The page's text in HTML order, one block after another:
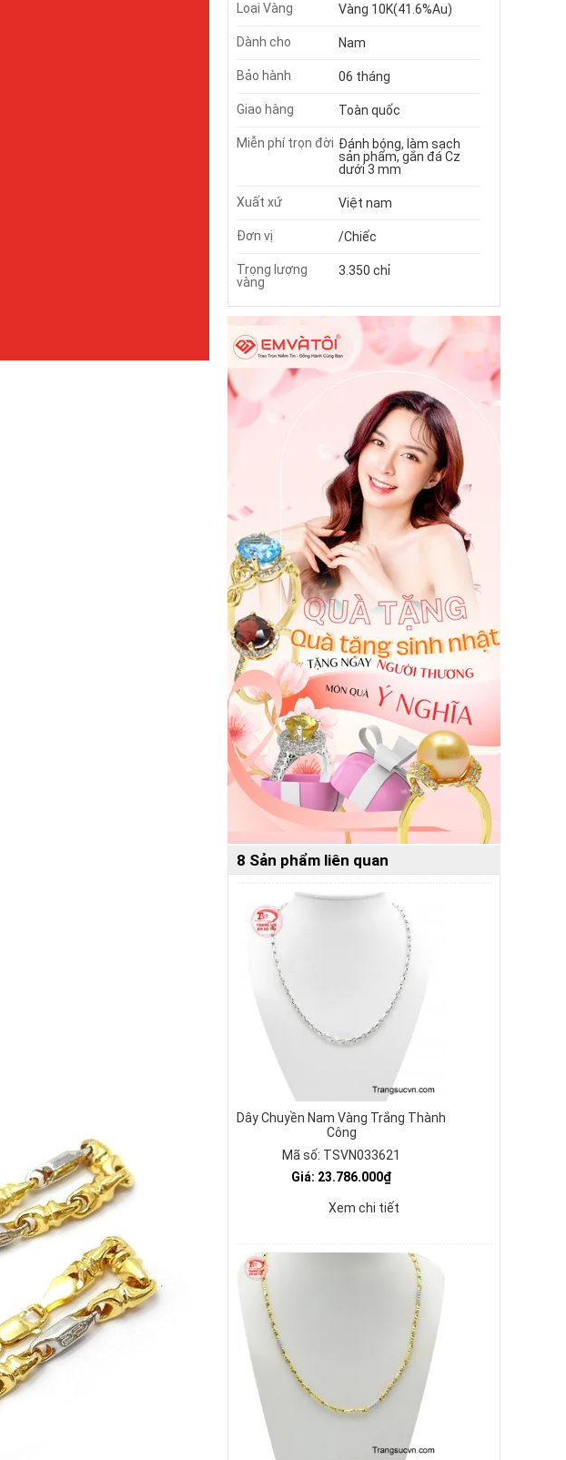
Loại Vàng Vàng 10K(41.6%Au)
Dành cho Nam
Bảo hành 06 tháng
Giao hàng Toàn quốc
Miễn phí trọn đời Đánh bóng, làm sạch
sản phẩm, gắn đá Cz
dưới 3 mm
Xuất xứ Việt nam
Đơn vị /Chiếc
Trọng lượng
vàng
3.350 chỉ
8 Sản phẩm liên quan
Dây Chuyền Nam Vàng Trắng Thành
Công
Mã số: TSVN033621
Giá: 23.786.000₫
Xem chi tiết